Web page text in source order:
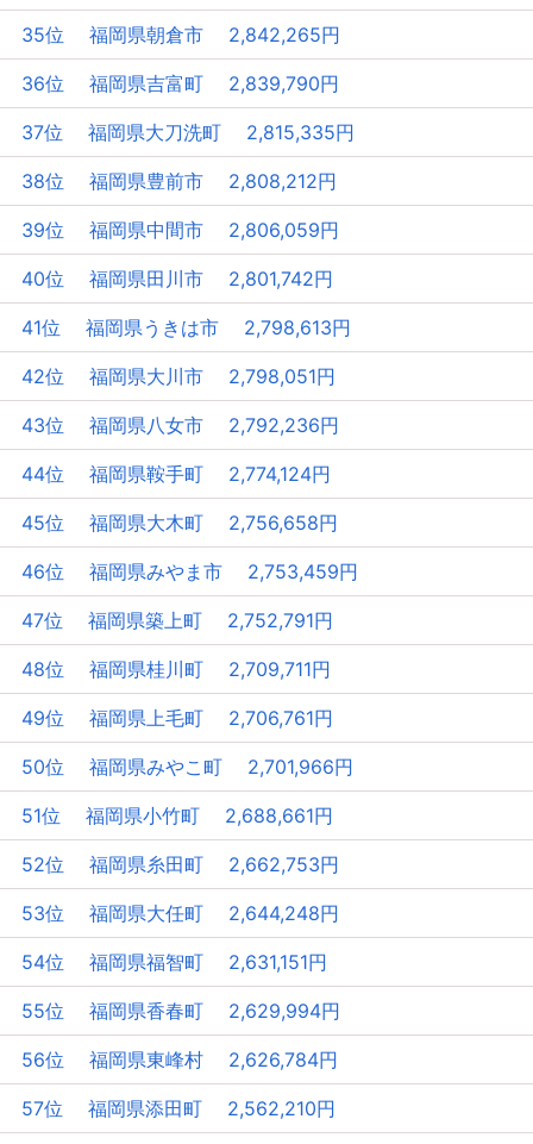
35位 福岡県朝倉市 2,842,265円
36位 福岡県吉富町 2,839,790円
37位 福岡県大刀洗町 2,815,335円
38位 福岡県豊前市 2,808,212円
39位 福岡県中間市 2,806,059円
40位 福岡県田川市 2,801,742円
41位 福岡県うきは市 2,798,613円
42位 福岡県大川市 2,798,051円
43位 福岡県八女市 2,792,236円
44位 福岡県鞍手町 2,774,124円
45位 福岡県大木町 2,756,658円
46位 福岡県みやま市 2,753,459円
47位 福岡県築上町 2,752,791円
48位 福岡県桂川町 2,709,711円
49位 福岡県上毛町 2,706,761円
50位 福岡県みやこ町 2,701,966円
51位 福岡県小竹町 2,688,661円
52位 福岡県糸田町 2,662,753円
53位 福岡県大任町 2,644,248円
54位 福岡県福智町 2,631,151円
55位 福岡県香春町 2,629,994円
56位 福岡県東峰村 2,626,784円
57位 福岡県添田町 2,562,210円